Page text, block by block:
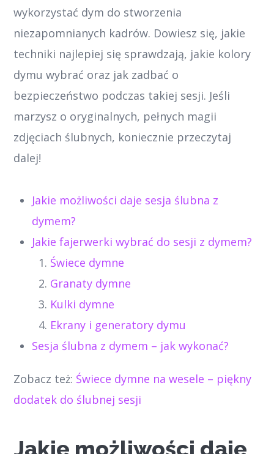
wykorzystać dym do stworzenia
niezapomnianych kadrów. Dowiesz się, jakie
techniki najlepiej się sprawdzają, jakie kolory
dymu wybrać oraz jak zadbać o
bezpieczeństwo podczas takiej sesji. Jeśli
marzysz o oryginalnych, pełnych magii
zdjęciach ślubnych, koniecznie przeczytaj
dalej!
Jakie możliwości daje sesja ślubna z
dymem?
Jakie fajerwerki wybrać do sesji z dymem?
Świece dymne
Granaty dymne
Kulki dymne
Ekrany i generatory dymu
Sesja ślubna z dymem – jak wykonać?
Zobacz też: Świece dymne na wesele – piękny
dodatek do ślubnej sesji
Jakie możliwości daje